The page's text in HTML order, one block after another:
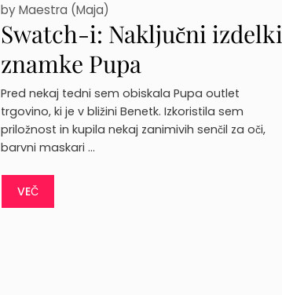
Swatch-i: Naključni izdelki
znamke Pupa
byMaestra (Maja)
Pred nekaj tedni sem obiskala Pupa outlet
trgovino, ki je v bližini Benetk. Izkoristila sem
priložnost in kupila nekaj zanimivih senčil za oči,
barvni maskari …
VEČ